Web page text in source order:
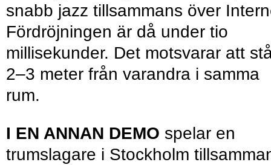
snabb jazz tillsammans över
Fördröjningen är då under tio
millisekunder. Det motsvarar att
2–3 meter från varandra i samma
rum.
I EN ANNAN DEMO spelar en
trumslagare i Stockholm